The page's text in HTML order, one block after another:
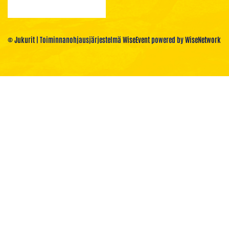
© Jukurit | Toiminnanohjausjärjestelmä WiseEventpowered byWiseNetwork